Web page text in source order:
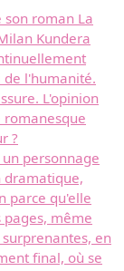
roman La
Kundera
de l'humanité.
L'opinion
romanesque
?
personnage
dramatique,
parce qu'elle
même
en
final, où se